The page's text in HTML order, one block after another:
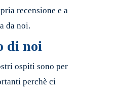
recensione e a
da noi.
di noi
ospiti sono per
perchè ci